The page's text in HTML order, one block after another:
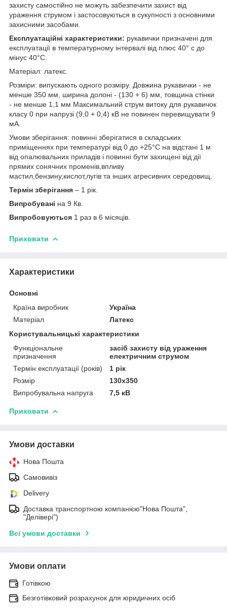
захисту самостійно не можуть забезпечити захист від
ураження струмом і застосовуються в сукупності з основними
захисними засобами.
Експлуатаційні характеристики: рукавички призначені для
експлуатації в температурному інтервалі від плюс 40° с до
мінус 40°С.
Матеріал: латекс.
Розміри: випускають одного розміру. Довжина рукавички - не
менше 350 мм, ширина долоні - (130 + 6) мм, товщина стінки
- не менше 1,1 мм Максимальний струм витоку для рукавичок
класу 0 при напрузі (9,0 + 0,4) кВ не повинен перевищувати 9
мА.
Умови зберігання: повинні зберігатися в складських
приміщеннях при температурі від 0 до +25°С на відстані 1 м
від опалювальних приладів і повинні бути захищені від дії
прямих сонячних променів,впливу
мастил,бензину,кислот,лугів та інших агресивних середовищ.
Термін зберігання – 1 рік.
Випробувані на 9 Кв.
Випробовуються 1 раз в 6 місяців.
Приховати
Характеристики
Основні
Країна виробник
Україна
Матеріал
Латекс
Користувальницькі характеристики
Функціональне
призначення
засіб захисту від ураження
електричним струмом
Термін експлуатації (років)
1 рік
Розмір
130х350
Випробувальна напруга
7,5 кВ
Приховати
Умови доставки
Нова Пошта
Самовивіз
Delivery
Доставка транспортною компанією"Нова Пошта",
"Делівері")
Всі умови доставки
Умови оплати
Готівкою
Безготівковий розрахунок для юридичних осіб